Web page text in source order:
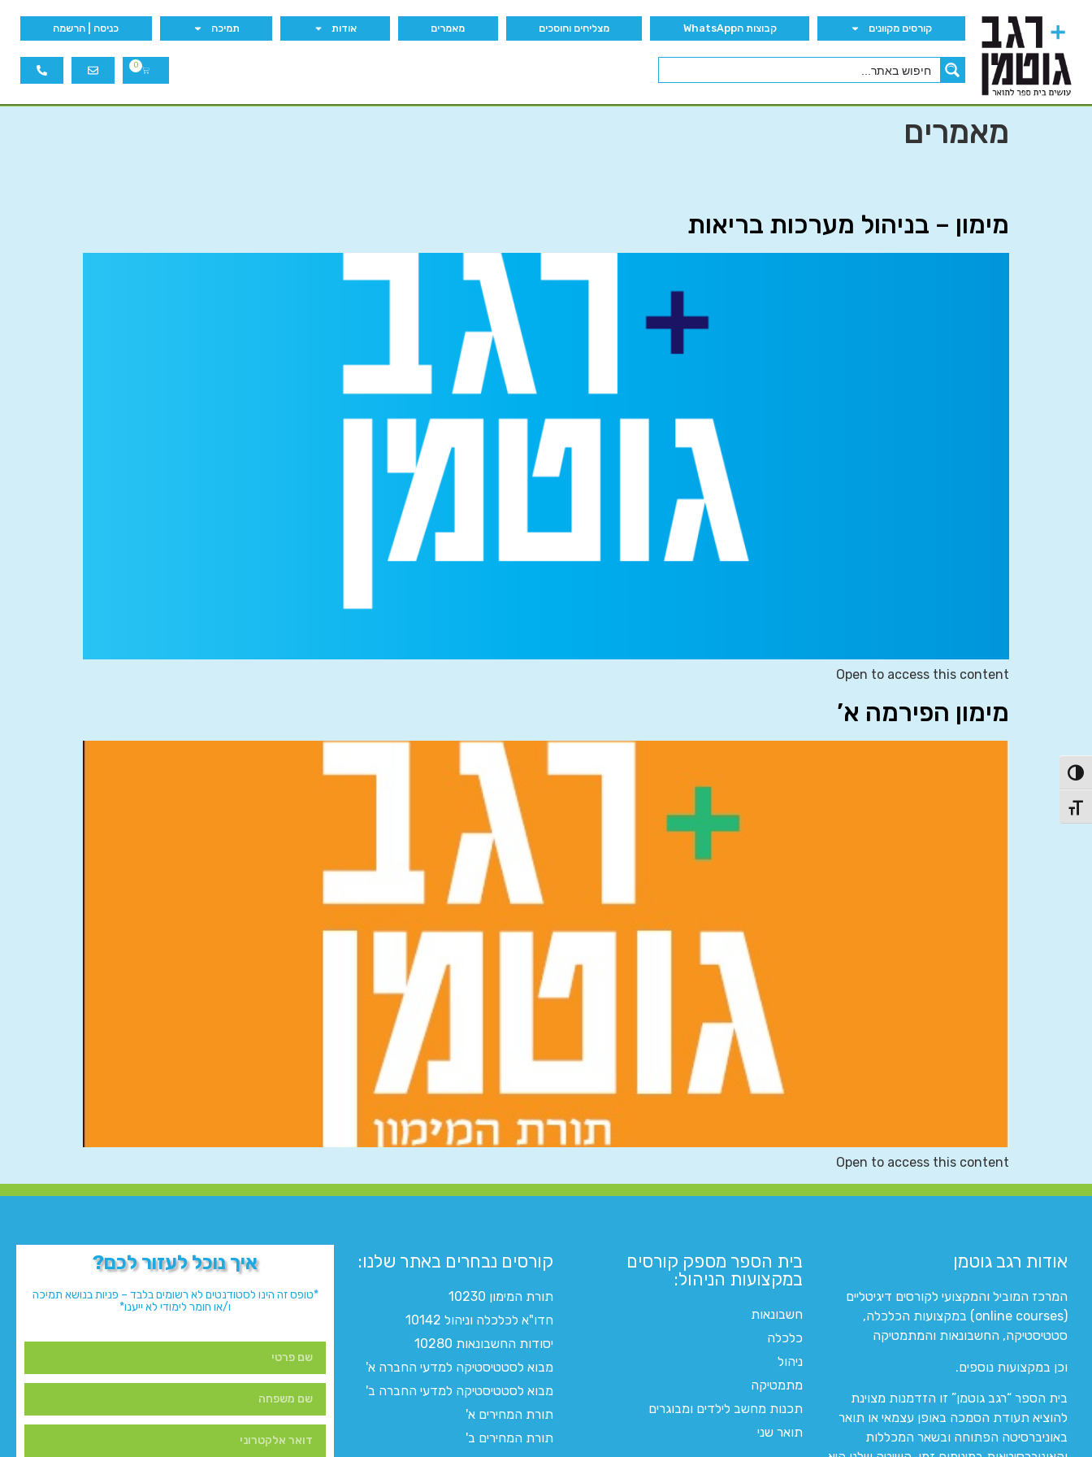
הפעל/כבה ניגודיות גבוהה
מתג גודל גופן
קורסים מקוונים קבוצות הWhatsApp מצליחים וחוסכים מאמרים אודות תמיכה כניסה | הרשמה
0
מאמרים
מימון – בניהול מערכות בריאות
Open to access this content
מימון הפירמה א’
Open to access this content
אודות רגב גוטמן
המרכז המוביל והמקצועי לקורסים דיגיטליים
(online courses) במקצועות הכלכלה,
סטטיסטיקה, החשבונאות והמתמטיקה
וכן במקצועות נוספים.
בית הספר “רגב גוטמן” זו הזדמנות מצוינת
להוציא תעודת הסמכה באופן עצמאי או תואר
באוניברסיטה הפתוחה ובשאר המכללות
בית הספר מספק קורסים
במקצועות הניהול:
חשבונאות
כלכלה
ניהול
מתמטיקה
תכנות מחשב לילדים ומבוגרים
תואר שני
קורסים נבחרים באתר שלנו:​
תורת המימון 10230
חדו"א לכלכלה וניהול 10142
יסודות החשבונאות 10280
מבוא לסטטיסטיקה למדעי החברה א'
מבוא לסטטיסטיקה למדעי החברה ב'
תורת המחירים א'
תורת המחירים ב'
איך נוכל לעזור לכם?
*טופס זה הינו לסטודנטים לא רשומים בלבד – פניות בנושא תמיכה
ו/או חומר לימודי לא ייענו*